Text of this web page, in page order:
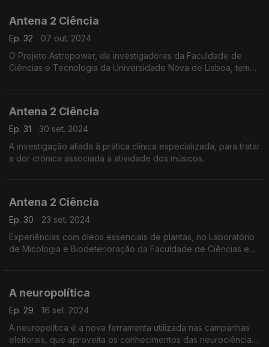
Antena 2 Ciência
Ep. 32
07 out. 2024
O Projeto Astropower, de investigadores da Faculdade de
Ciências e Tecnologia da Universidade Nova de Lisboa, tem
Antena 2 Ciência
Ep. 31
30 set. 2024
A investigação aliada à prática clínica especializada, para tratar
a dor crónica associada à atividade dos músicos.
Antena 2 Ciência
Ep. 30
23 set. 2024
Experiências com óleos essenciais de plantas, no Laboratório
de Micologia e Biodeterioração da Faculdade de Ciências e
A neuropolítica
Ep. 29
16 set. 2024
A neuropolítica é a nova ferramenta utilizada nas campanhas
eleitorais, que aproveita os conhecimentos das neurociências